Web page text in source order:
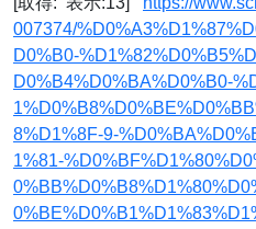
007374/
D0%B0-
D0%B4%D0%BA%D0%B0-
8%D1%8F-9-
1%81-